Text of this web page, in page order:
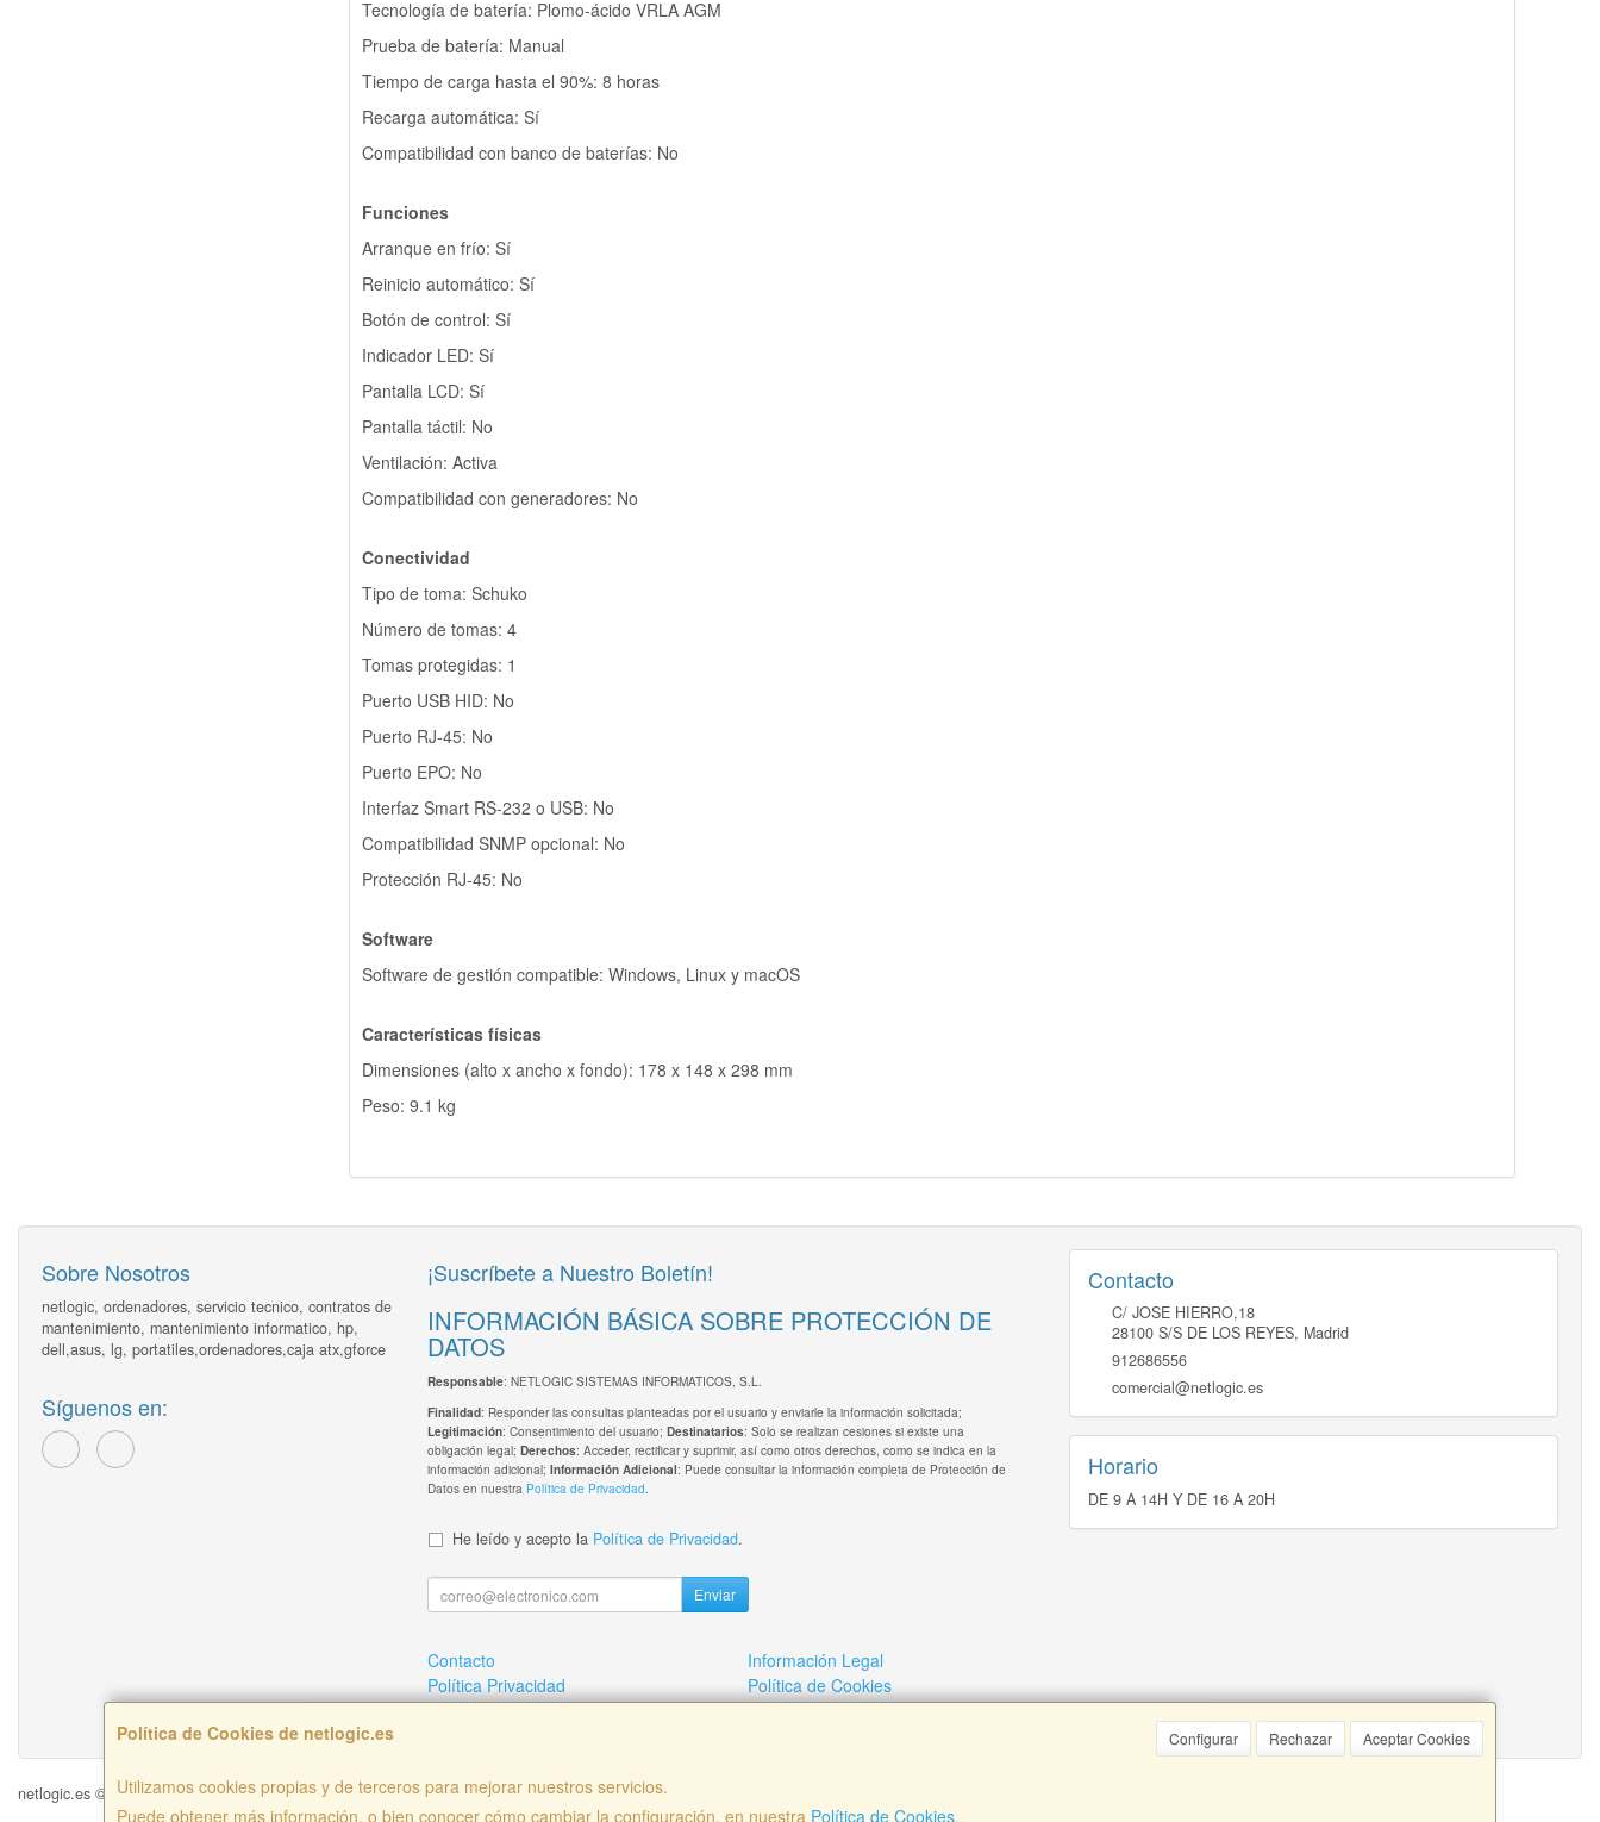
Tecnología de batería: Plomo-ácido VRLA AGM
Prueba de batería: Manual
Tiempo de carga hasta el 90%: 8 horas
Recarga automática: Sí
Compatibilidad con banco de baterías: No
Funciones
Arranque en frío: Sí
Reinicio automático: Sí
Botón de control: Sí
Indicador LED: Sí
Pantalla LCD: Sí
Pantalla táctil: No
Ventilación: Activa
Compatibilidad con generadores: No
Conectividad
Tipo de toma: Schuko
Número de tomas: 4
Tomas protegidas: 1
Puerto USB HID: No
Puerto RJ-45: No
Puerto EPO: No
Interfaz Smart RS-232 o USB: No
Compatibilidad SNMP opcional: No
Protección RJ-45: No
Software
Software de gestión compatible: Windows, Linux y macOS
Características físicas
Dimensiones (alto x ancho x fondo): 178 x 148 x 298 mm
Peso: 9.1 kg
Política de Cookies de netlogic.es Configurar Rechazar Aceptar Cookies
Utilizamos cookies propias y de terceros para mejorar nuestros servicios.
Puede obtener más información, o bien conocer cómo cambiar la configuración, en nuestra Política de Cookies.
Sobre Nosotros
netlogic, ordenadores, servicio tecnico, contratos de
mantenimiento, mantenimiento informatico, hp,
dell,asus, lg, portatiles,ordenadores,caja atx,gforce
Síguenos en:
¡Suscríbete a Nuestro Boletín!
INFORMACIÓN BÁSICA SOBRE PROTECCIÓN DE
DATOS
Responsable: NETLOGIC SISTEMAS INFORMATICOS, S.L.
Finalidad: Responder las consultas planteadas por el usuario y enviarle la información solicitada;
Legitimación: Consentimiento del usuario; Destinatarios: Solo se realizan cesiones si existe una
obligación legal; Derechos: Acceder, rectificar y suprimir, así como otros derechos, como se indica en la
información adicional; Información Adicional: Puede consultar la información completa de Protección de
Datos en nuestra Política de Privacidad.
He leído y acepto la Política de Privacidad.
Enviar
Contacto
Información Legal
Política Privacidad
Política de Cookies
¿Quienes Somos?
Pago por copia
Contacto
C/ JOSE HIERRO,18
28100 S/S DE LOS REYES, Madrid
912686556
comercial@netlogic.es
Horario
DE 9 A 14H Y DE 16 A 20H
netlogic.es © 2026
, , , , España. - C.I.F.: B82749839 - Tfno: